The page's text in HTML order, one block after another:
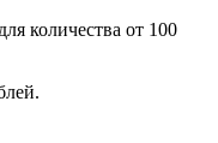
количества от 100